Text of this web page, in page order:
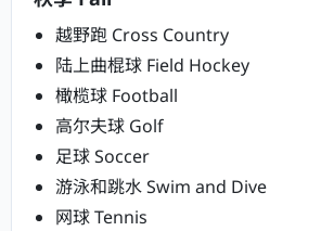
越野跑 Cross Country
陆上曲棍球 Field Hockey
橄榄球 Football
高尔夫球 Golf
足球 Soccer
游泳和跳水 Swim and Dive
网球 Tennis